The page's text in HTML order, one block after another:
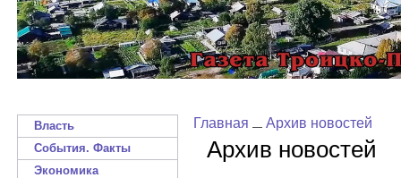
Власть
События. Факты
Экономика
Главная Архив новостей
Архив новостей